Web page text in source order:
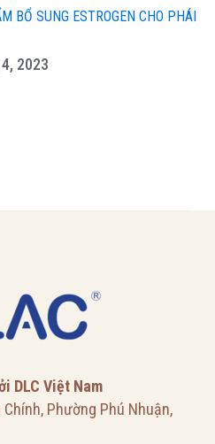
BỔ SUNG ESTROGEN CHO PHÁI
2023
DLC Việt Nam
Phường Phú Nhuận,